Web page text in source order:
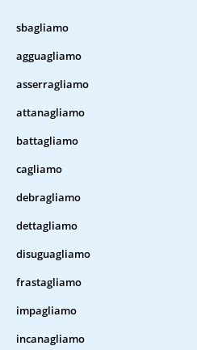
sbagliamo
agguagliamo
asserragliamo
attanagliamo
battagliamo
cagliamo
debragliamo
dettagliamo
disuguagliamo
frastagliamo
impagliamo
incanagliamo